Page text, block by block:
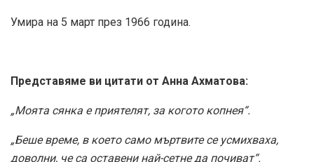
Умира на 5 март през 1966 година.
Представяме ви цитати от Анна Ахматова:
„Моята сянка е приятелят, за когото копнея“.
„Беше време, в което само мъртвите се усмихваха,
доволни, че са оставени най-сетне да почиват“.